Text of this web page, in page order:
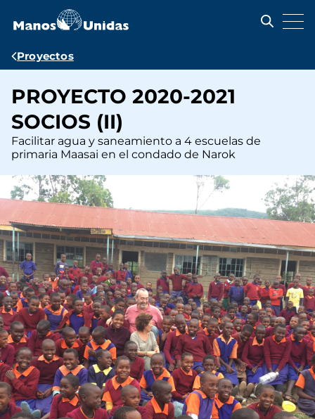
contenido
Ruta
navegación
Proyectos
PROYECTO 2020-2021
SOCIOS (II)
Facilitar agua y saneamiento a 4 escuelas de
primaria Maasai en el condado de Narok